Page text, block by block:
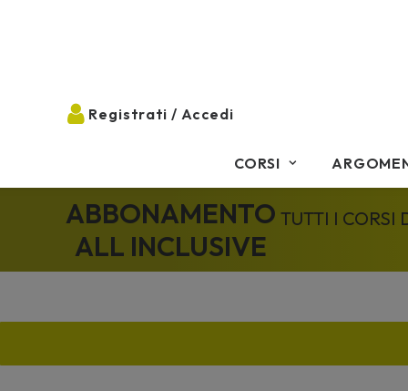
CORSI
ABBONAMENTO
ALL INCLUSIVE
TUTTI I CORSI